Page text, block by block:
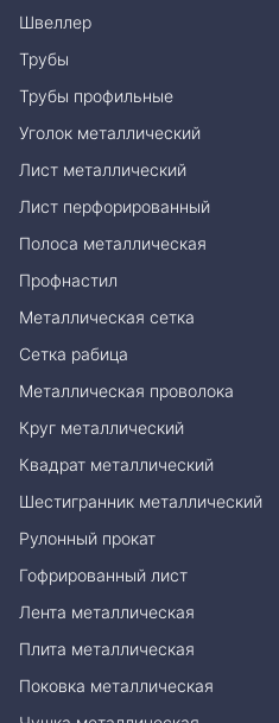
Швеллер
Трубы
Трубы профильные
Уголок металлический
Лист металлический
Лист перфорированный
Полоса металлическая
Профнастил
Металлическая сетка
Сетка рабица
Металлическая проволока
Круг металлический
Квадрат металлический
Шестигранник металлический
Рулонный прокат
Гофрированный лист
Лента металлическая
Плита металлическая
Поковка металлическая